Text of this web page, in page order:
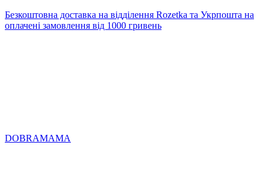
Безкоштовна доставка на відділення Rozetka та Укрпошта на
оплачені замовлення від 1000 гривень
DOBRAMAMA